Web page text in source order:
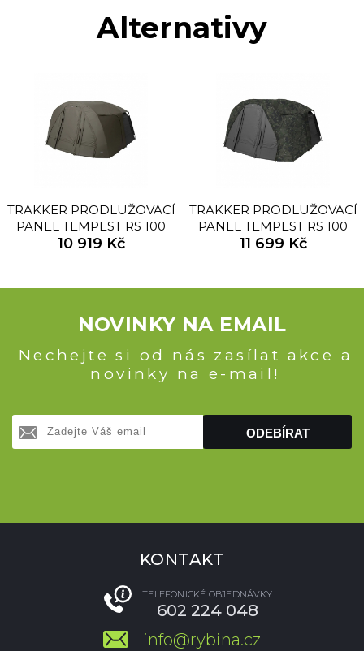
Alternativy
TRAKKER PRODLUŽOVACÍ
PANEL TEMPEST RS 100
SOCIAL CAP
10 919 Kč
TRAKKER PRODLUŽOVACÍ
PANEL TEMPEST RS 100
SOCIAL CAP CAMO
11 699 Kč
NOVINKY NA EMAIL
Nechejte si od nás zasílat akce a
novinky na e-mail!
ODEBÍRAT
KONTAKT
TELEFONICKÉ OBJEDNÁVKY
602 224 048
info@rybina.cz